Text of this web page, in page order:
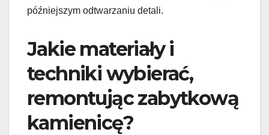
późniejszym odtwarzaniu detali.
Jakie materiały i
techniki wybierać,
remontując zabytkową
kamienicę?